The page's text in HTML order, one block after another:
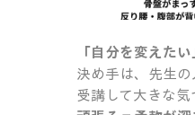
「自分を変えた
決め手は、先生の
受講して大きな気